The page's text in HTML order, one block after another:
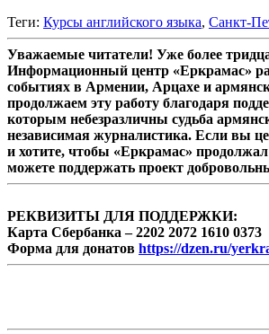
Теги: Курсы английского языка, Санкт-
Уважаемые читатели! Уже более
Информационный центр «Еркрамас»
событиях в Армении, Арцахе и
продолжаем эту работу благодаря
которым небезразличны судьба
независимая журналистика. Если вы
и хотите, чтобы «Еркрамас»
можете поддержать проект
РЕКВИЗИТЫ ДЛЯ ПОДДЕРЖКИ:
Карта Сбербанка – 2202 2072 1610 0373
Форма для донатов https://dzen.ru/